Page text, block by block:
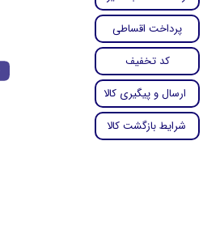
پرداخت اقساطی
کد تخفیف
ارسال و پیگیری کالا
شرایط بازگشت کالا